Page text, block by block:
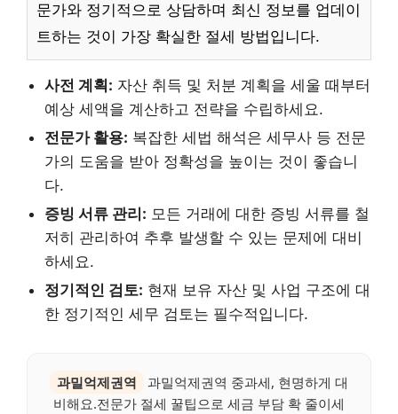
문가와 정기적으로 상담하며 최신 정보를 업데이
트하는 것이 가장 확실한 절세 방법입니다.
사전 계획: 자산 취득 및 처분 계획을 세울 때부터
예상 세액을 계산하고 전략을 수립하세요.
전문가 활용: 복잡한 세법 해석은 세무사 등 전문
가의 도움을 받아 정확성을 높이는 것이 좋습니
다.
증빙 서류 관리: 모든 거래에 대한 증빙 서류를 철
저히 관리하여 추후 발생할 수 있는 문제에 대비
하세요.
정기적인 검토: 현재 보유 자산 및 사업 구조에 대
한 정기적인 세무 검토는 필수적입니다.
과밀억제권역
과밀억제권역 중과세, 현명하게 대
비해요.전문가 절세 꿀팁으로 세금 부담 확 줄이세